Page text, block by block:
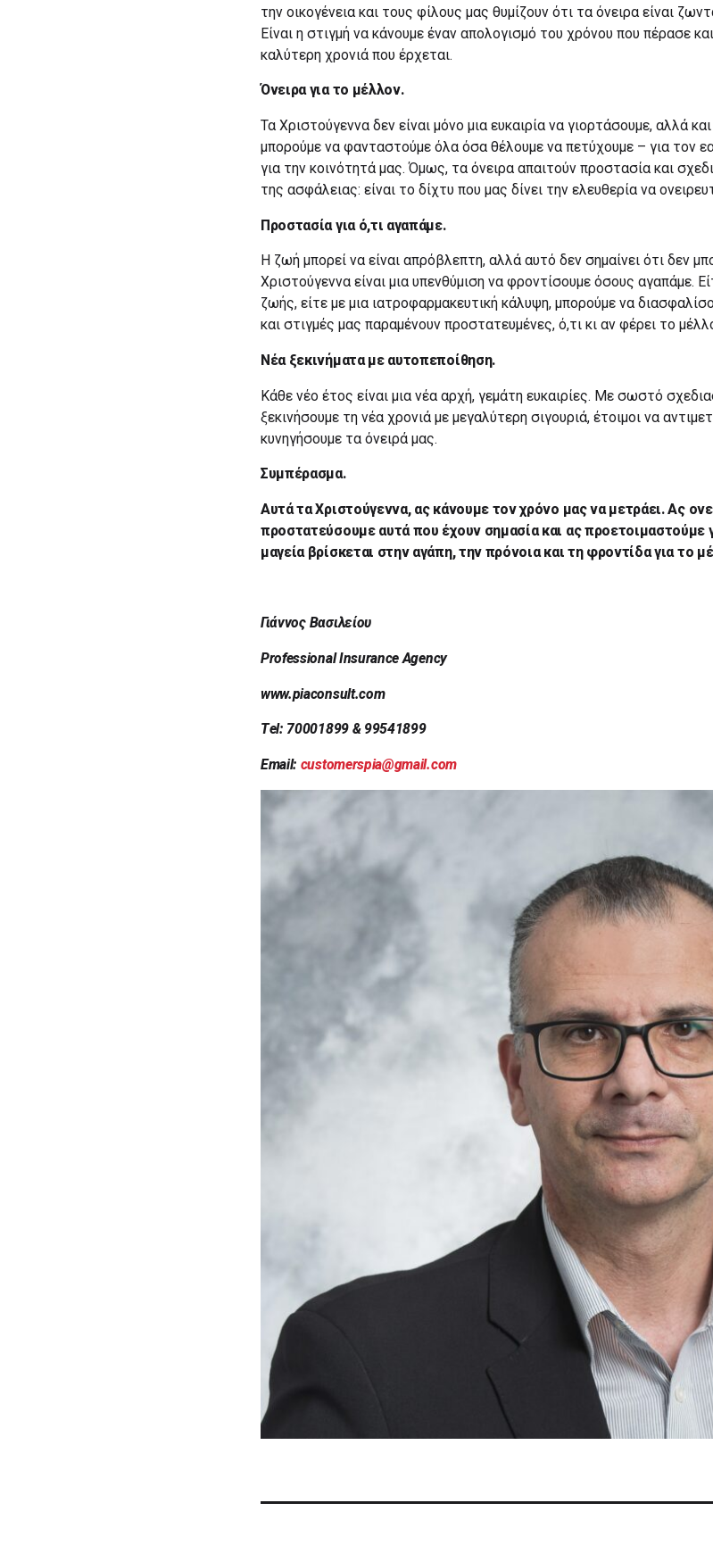
την οικογένεια και τους φίλους μας θυμίζουν ότι τα όνειρα είναι
Είναι η στιγμή να κάνουμε έναν απολογισμό του χρόνου που πέρασε
καλύτερη χρονιά που έρχεται.
Όνειρα για το μέλλον.
Τα Χριστούγεννα δεν είναι μόνο μια ευκαιρία να γιορτάσουμε, αλλά
μπορούμε να φανταστούμε όλα όσα θέλουμε να πετύχουμε – για τον
για την κοινότητά μας. Όμως, τα όνειρα απαιτούν προστασία και
της ασφάλειας: είναι το δίχτυ που μας δίνει την ελευθερία να
Προστασία για ό,τι αγαπάμε.
Η ζωή μπορεί να είναι απρόβλεπτη, αλλά αυτό δεν σημαίνει ότι δεν
Χριστούγεννα είναι μια υπενθύμιση να φροντίσουμε όσους αγαπάμε.
ζωής, είτε με μια ιατροφαρμακευτική κάλυψη, μπορούμε να
και στιγμές μας παραμένουν προστατευμένες, ό,τι κι αν φέρει το
Νέα ξεκινήματα με αυτοπεποίθηση.
Κάθε νέο έτος είναι μια νέα αρχή, γεμάτη ευκαιρίες. Με σωστό
ξεκινήσουμε τη νέα χρονιά με μεγαλύτερη σιγουριά, έτοιμοι να
κυνηγήσουμε τα όνειρά μας.
Συμπέρασμα.
Αυτά τα Χριστούγεννα, ας κάνουμε τον χρόνο μας να μετράει. Ας
προστατεύσουμε αυτά που έχουν σημασία και ας προετοιμαστούμε
μαγεία βρίσκεται στην αγάπη, την πρόνοια και τη φροντίδα για το
Γιάννος Βασιλείου
Professional Insurance Agency
www.piaconsult.com
Τel: 70001899 & 99541899
Email: customerspia@gmail.com